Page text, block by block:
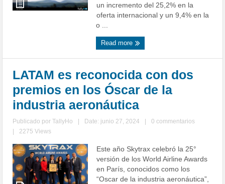
un incremento del 25,2% en la
oferta internacional y un 9,4% en la
o ...
Read more
LATAM es reconocida con dos
premios en los Óscar de la
industria aeronáutica
Publicado porTallyHo Date: junio 27, 2024
0 commentarios
2275 Views
Este año Skytrax celebró la 25°
versión de los World Airline Awards
en París, conocidos como los
“Oscar de la industria aeronáutica”,